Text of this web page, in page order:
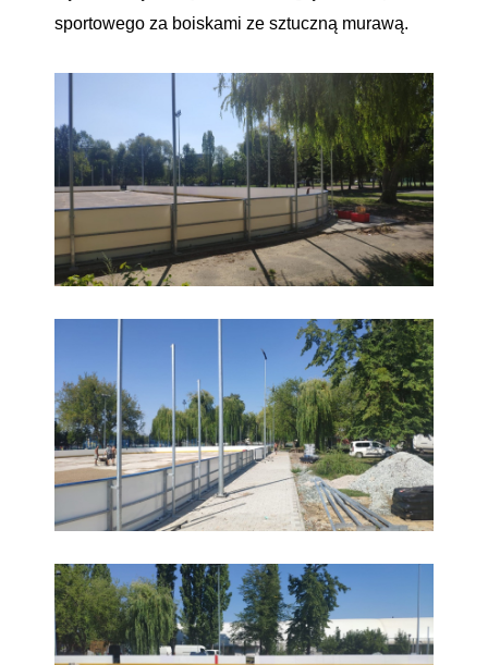
sportowego za boiskami ze sztuczną murawą.